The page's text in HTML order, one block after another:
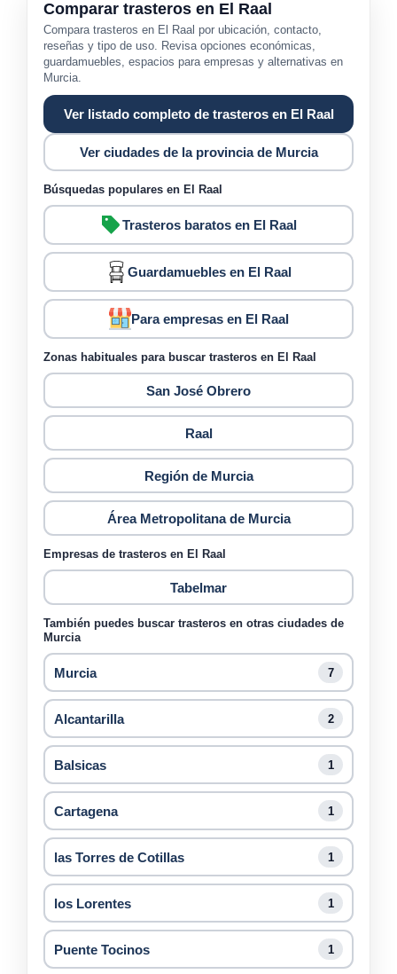
Comparar trasteros en El Raal
Compara trasteros en El Raal por ubicación, contacto,
reseñas y tipo de uso. Revisa opciones económicas,
guardamuebles, espacios para empresas y alternativas en
Murcia.
Ver listado completo de trasteros en El Raal
Ver ciudades de la provincia de Murcia
Búsquedas populares en El Raal
Trasteros baratos en El Raal
Guardamuebles en El Raal
Para empresas en El Raal
Zonas habituales para buscar trasteros en El Raal
San José Obrero
Raal
Región de Murcia
Área Metropolitana de Murcia
Empresas de trasteros en El Raal
Tabelmar
También puedes buscar trasteros en otras ciudades de
Murcia
Murcia 7
Alcantarilla 2
Balsicas 1
Cartagena 1
las Torres de Cotillas 1
los Lorentes 1
Puente Tocinos 1